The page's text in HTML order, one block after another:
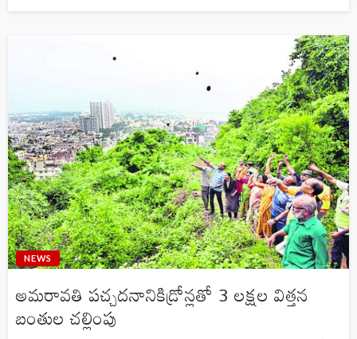
NEWS
అమరావతి పచ్చదనానికిడ్రోన్లతో 3 లక్షల విత్తన
బంతుల చల్లింపు